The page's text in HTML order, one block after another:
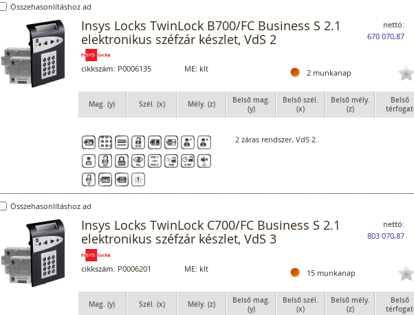
Összehasonlításhoz ad
nettó:
670 070,87
Insys Locks TwinLock B700/FC Business S 2.1
elektronikus széfzár készlet, VdS 2
cikkszám: P0006135 ME: klt 2 munkanap
Mag. (y) Szél. (x) Mély. (z)
Belső mag.
(y)
Belső szél.
(x)
Belső mély.
(z)
Belső
térfogat
2 záras rendszer, VdS 2.
Összehasonlításhoz ad
nettó:
803 070,87
Insys Locks TwinLock C700/FC Business S 2.1
elektronikus széfzár készlet, VdS 3
cikkszám: P0006201 ME: klt 15 munkanap
Mag. (y) Szél. (x) Mély. (z)
Belső mag.
(y)
Belső szél.
(x)
Belső mély.
(z)
Belső
térfogat